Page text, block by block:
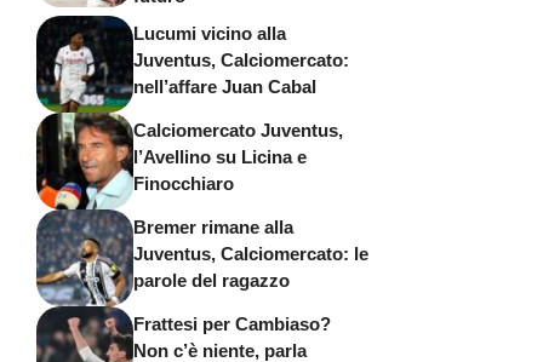
Lucumi vicino alla
Juventus, Calciomercato:
nell’affare Juan Cabal
Calciomercato Juventus,
l’Avellino su Licina e
Finocchiaro
Bremer rimane alla
Juventus, Calciomercato: le
parole del ragazzo
Frattesi per Cambiaso?
Non c’è niente, parla